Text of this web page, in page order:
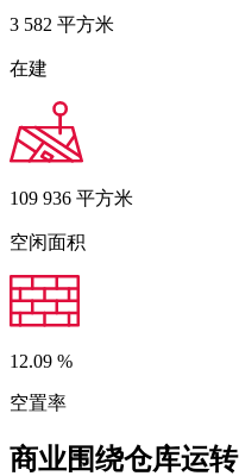
3 582 平方米
在建
109 936 平方米
空闲面积
12.09 %
空置率
商业围绕仓库运转